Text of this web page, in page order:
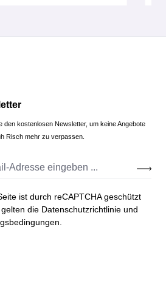
den kostenlosen Newsletter, um keine Angebote
Risch mehr zu verpassen.
ist durch reCAPTCHA geschützt
die Datenschutzrichtlinie und